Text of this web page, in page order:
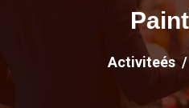
Activiteés